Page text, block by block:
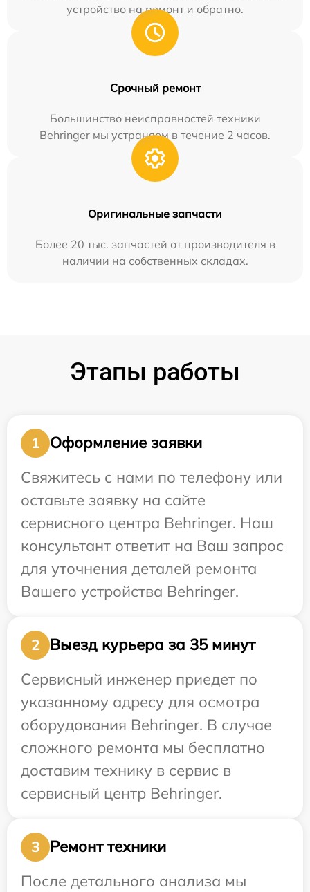
устройство на ремонт и обратно.
Срочный ремонт
Большинство неисправностей техники
Behringer мы устраняем в течение 2 часов.
Оригинальные запчасти
Более 20 тыс. запчастей от производителя в
наличии на собственных складах.
Этапы работы
1
Оформление заявки
Свяжитесь с нами по телефону или
оставьте заявку на сайте
сервисного центра Behringer. Наш
консультант ответит на Ваш запрос
для уточнения деталей ремонта
Вашего устройства Behringer.
2
Выезд курьера за 35 минут
Сервисный инженер приедет по
указанному адресу для осмотра
оборудования Behringer. В случае
сложного ремонта мы бесплатно
доставим технику в сервис в
сервисный центр Behringer.
3
Ремонт техники
После детального анализа мы